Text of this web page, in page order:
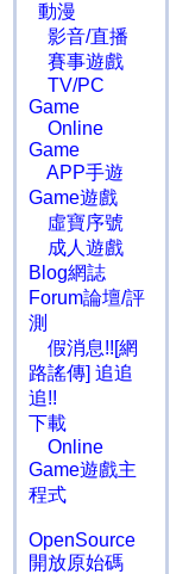
動漫
影音/直播
賽事遊戲
TV/PC
Game
Online
Game
APP手遊
Game遊戲
虛寶序號
成人遊戲
Blog網誌
Forum論壇/評
測
假消息!![網
路謠傳] 追追
追!!
下載
Online
Game遊戲主
程式
OpenSource
開放原始碼